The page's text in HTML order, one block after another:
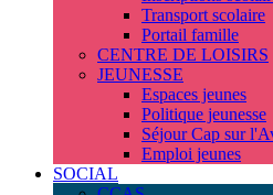
Transport scolaire
Portail famille
CENTRE DE LOISIRS
JEUNESSE
Espaces jeunes
Politique jeunesse
Séjour Cap sur
Emploi jeunes
SOCIAL